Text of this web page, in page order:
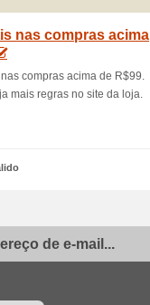
nas compras acima
compras acima de R$99.
mais regras no site da loja.
de e-mail...